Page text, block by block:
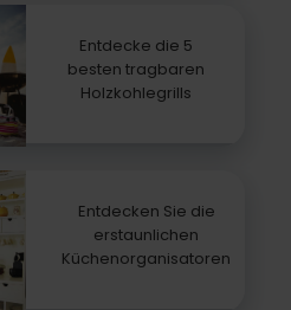
Entdecke die 5
besten tragbaren
Holzkohlegrills
Entdecken Sie die
erstaunlichen
Küchenorganisatoren